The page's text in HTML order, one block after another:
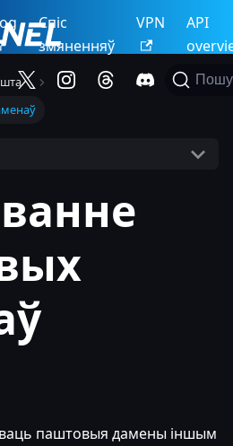
Спіс
змяненняў
VPN
API
паштовыя дамены іншым